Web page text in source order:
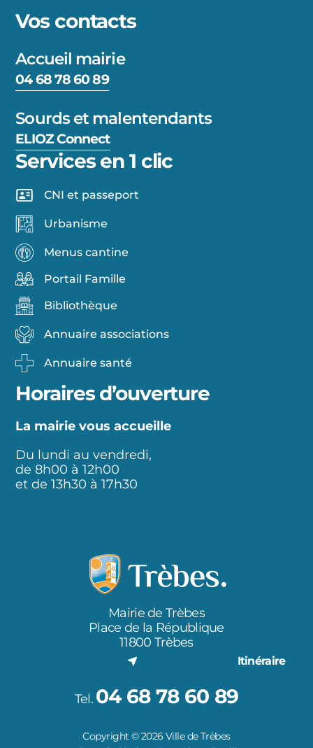
Vos contacts
Accueil mairie
04 68 78 60 89
Sourds et malentendants
ELIOZ Connect
Services en 1 clic
CNI et passeport
Urbanisme
Menus cantine
Portail Famille
Bibliothèque
Annuaire associations
Annuaire santé
Horaires d’ouverture
La mairie vous accueille
Du lundi au vendredi,
de 8h00 à 12h00
et de 13h30 à 17h30
Mairie de Trèbes
Place de la République
11800 Trèbes
Itinéraire
Tel. 04 68 78 60 89
Copyright © 2026 Ville de Trèbes